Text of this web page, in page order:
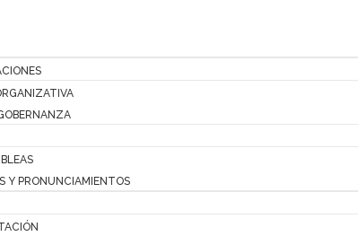
Y PRONUNCIAMIENTOS